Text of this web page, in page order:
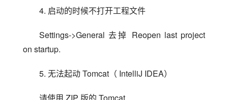
4. 启动的时候不打开工程文件
Settings->General 去掉 Reopen last project
on startup.
5. 无法起动 Tomcat（ IntelliJ IDEA）